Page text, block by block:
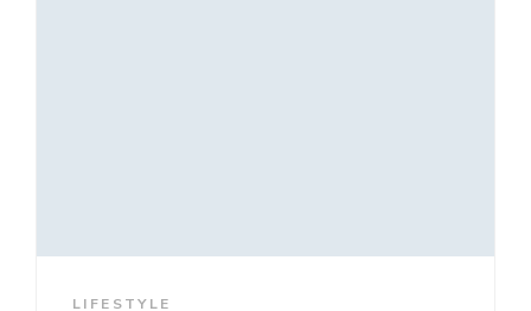
LIFESTYLE